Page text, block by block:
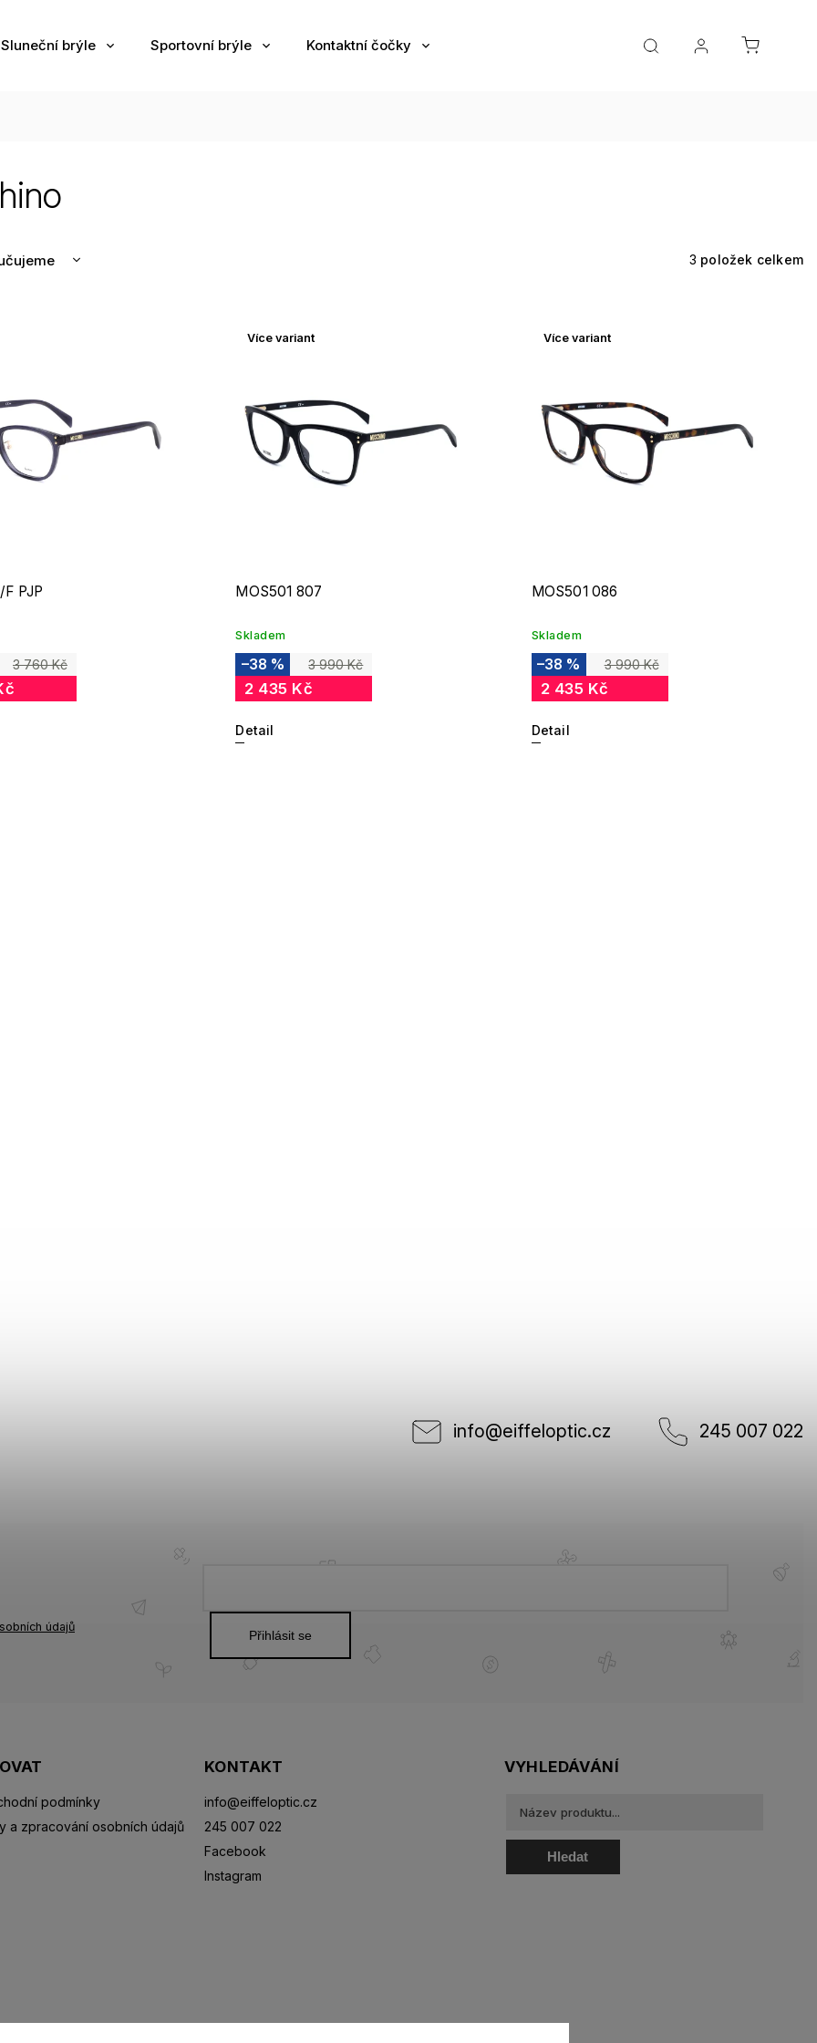
Sluneční brýle Sportovní brýle Kontaktní čočky Doplňky
3 položek celkem
PJP
3 760 Kč
Více variant
MOS501 807
Skladem
3 990 Kč
–38 %
2 435 Kč
Detail
Více variant
MOS501 086
Skladem
3 990 Kč
–38 %
2 435 Kč
Detail
info@eiffeloptic.cz 245 007 022
podmínky
a zpracování osobních údajů
KONTAKT
info@eiffeloptic.cz
245 007 022
Facebook
Instagram
údajů
Přihlásit se
VYHLEDÁVÁNÍ
Hledat